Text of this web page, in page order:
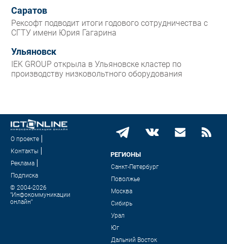
Саратов
Рексофт подводит итоги годового сотрудничества с
СГТУ имени Юрия Гагарина
Ульяновск
IEK GROUP открыла в Ульяновске кластер по
производству низковольтного оборудования
О проекте
Контакты
Реклама
Подписка
© 2004-2026
"Инфокоммуникации
онлайн"
РЕГИОНЫ
Санкт-Петербург
Поволжье
Москва
Сибирь
Урал
Юг
Дальний Восток